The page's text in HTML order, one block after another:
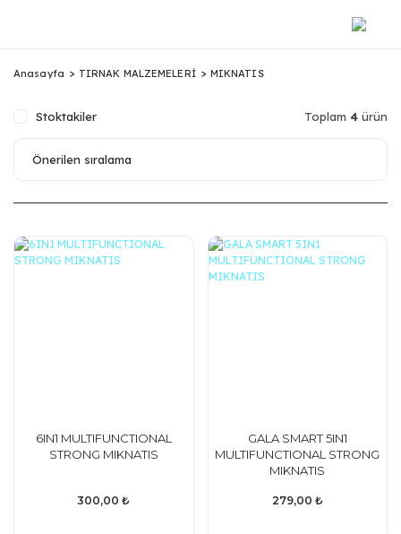
Anasayfa TIRNAK MALZEMELERİ MIKNATIS
Stoktakiler Toplam 4 ürün
6IN1 MULTIFUNCTIONAL
STRONG MIKNATIS
300,00 ₺
GALA SMART 5IN1
MULTIFUNCTIONAL STRONG
MIKNATIS
279,00 ₺